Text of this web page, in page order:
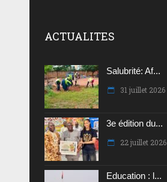
ACTUALITES
Salubrité: Af...
31 juillet 2026
3e édition du...
22 juillet 2026
Education : l...